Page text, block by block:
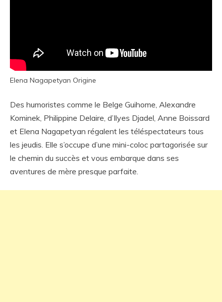
Elena Nagapetyan Origine
Des humoristes comme le Belge Guihome, Alexandre
Kominek, Philippine Delaire, d’Ilyes Djadel, Anne Boissard
et Elena Nagapetyan régalent les téléspectateurs tous
les jeudis. Elle s’occupe d’une mini-coloc partagorisée sur
le chemin du succès et vous embarque dans ses
aventures de mère presque parfaite.